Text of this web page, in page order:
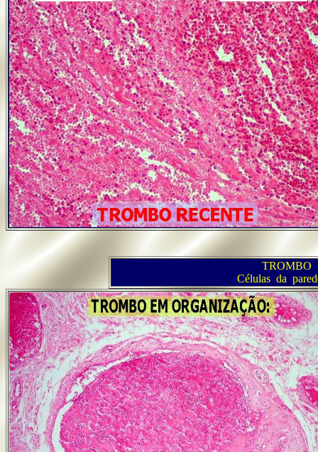
TROMBO
Células da